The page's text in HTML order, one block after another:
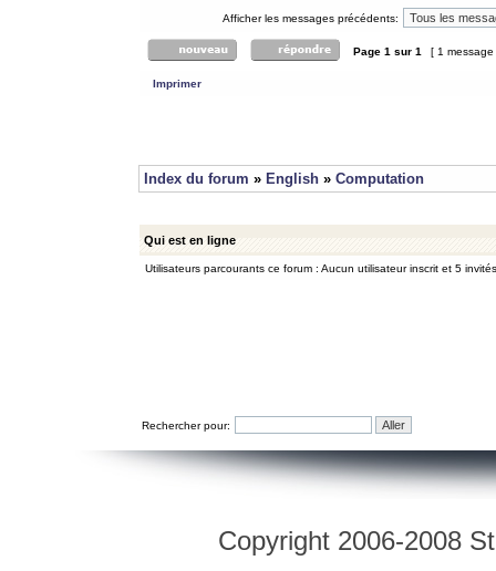
Afficher les messages précédents:
Page 1 sur 1 [ 1
Imprimer
Index du forum » English » Computation
Qui est en ligne
Utilisateurs parcourants ce forum : Aucun utilisateur inscrit et 5 invités
Rechercher pour:
Copyright 2006-2008